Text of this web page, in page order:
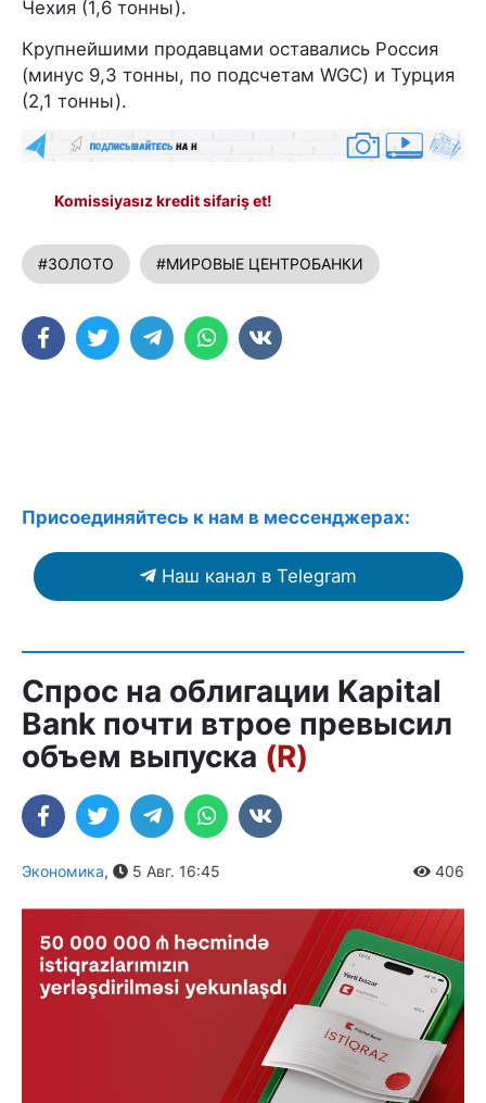
Чехия (1,6 тонны).
Крупнейшими продавцами оставались Россия
(минус 9,3 тонны, по подсчетам WGC) и Турция
(2,1 тонны).
Komissiyasız kredit sifariş et!
#ЗОЛОТО #МИРОВЫЕ ЦЕНТРОБАНКИ
Присоединяйтесь к нам в мессенджерах:
Наш канал в Telegram
Спрос на облигации Kapital
Bank почти втрое превысил
объем выпуска (R)
Экономика, 5 Авг. 16:45 406